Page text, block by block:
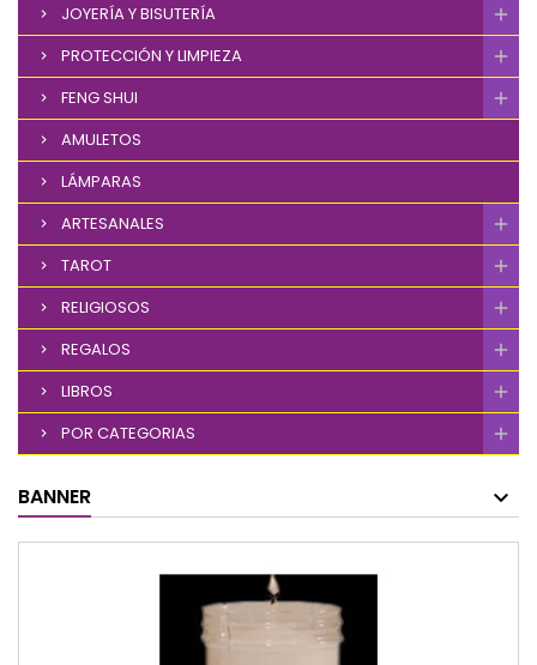
JOYERÍA Y BISUTERÍA
PROTECCIÓN Y LIMPIEZA
FENG SHUI
AMULETOS
LÁMPARAS
ARTESANALES
TAROT
RELIGIOSOS
REGALOS
LIBROS
POR CATEGORIAS
BANNER